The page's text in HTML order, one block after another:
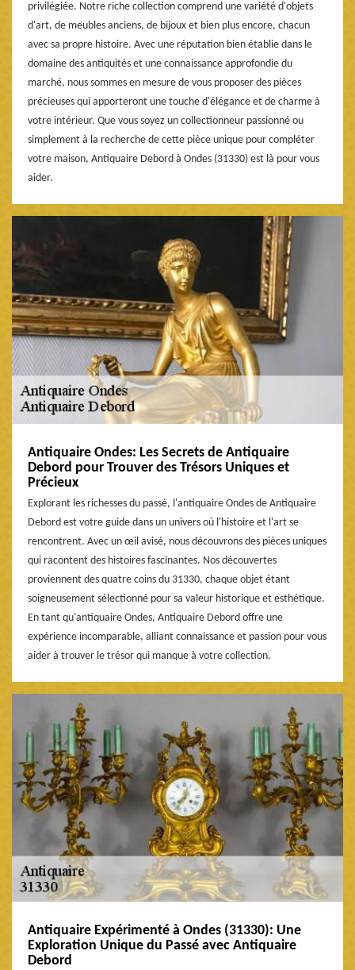
privilégiée. Notre riche collection comprend une variété d'objets
d'art, de meubles anciens, de bijoux et bien plus encore, chacun
avec sa propre histoire. Avec une réputation bien établie dans le
domaine des antiquités et une connaissance approfondie du
marché, nous sommes en mesure de vous proposer des pièces
précieuses qui apporteront une touche d'élégance et de charme à
votre intérieur. Que vous soyez un collectionneur passionné ou
simplement à la recherche de cette pièce unique pour compléter
votre maison, Antiquaire Debord à Ondes (31330) est là pour vous
aider.
Antiquaire Ondes: Les Secrets de Antiquaire
Debord pour Trouver des Trésors Uniques et
Précieux
Explorant les richesses du passé, l'antiquaire Ondes de Antiquaire
Debord est votre guide dans un univers où l'histoire et l'art se
rencontrent. Avec un œil avisé, nous découvrons des pièces uniques
qui racontent des histoires fascinantes. Nos découvertes
proviennent des quatre coins du 31330, chaque objet étant
soigneusement sélectionné pour sa valeur historique et esthétique.
En tant qu'antiquaire Ondes, Antiquaire Debord offre une
expérience incomparable, alliant connaissance et passion pour vous
aider à trouver le trésor qui manque à votre collection.
Antiquaire Expérimenté à Ondes (31330): Une
Exploration Unique du Passé avec Antiquaire
Debord